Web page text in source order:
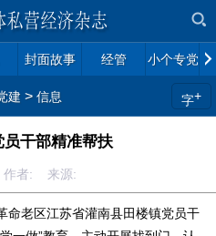
封面故事 经管 小个专党建
建 > 信息 字+
干部精准帮扶
作者: 来源:
老区江苏省灌南县田楼镇党员干